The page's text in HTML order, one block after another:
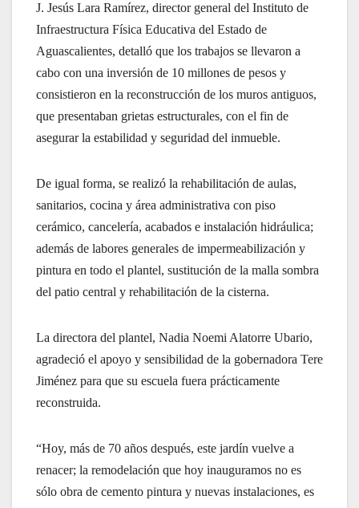
J. Jesús Lara Ramírez, director general del Instituto de
Infraestructura Física Educativa del Estado de
Aguascalientes, detalló que los trabajos se llevaron a
cabo con una inversión de 10 millones de pesos y
consistieron en la reconstrucción de los muros antiguos,
que presentaban grietas estructurales, con el fin de
asegurar la estabilidad y seguridad del inmueble.
De igual forma, se realizó la rehabilitación de aulas,
sanitarios, cocina y área administrativa con piso
cerámico, cancelería, acabados e instalación hidráulica;
además de labores generales de impermeabilización y
pintura en todo el plantel, sustitución de la malla sombra
del patio central y rehabilitación de la cisterna.
La directora del plantel, Nadia Noemi Alatorre Ubario,
agradeció el apoyo y sensibilidad de la gobernadora Tere
Jiménez para que su escuela fuera prácticamente
reconstruida.
“Hoy, más de 70 años después, este jardín vuelve a
renacer; la remodelación que hoy inauguramos no es
sólo obra de cemento pintura y nuevas instalaciones, es